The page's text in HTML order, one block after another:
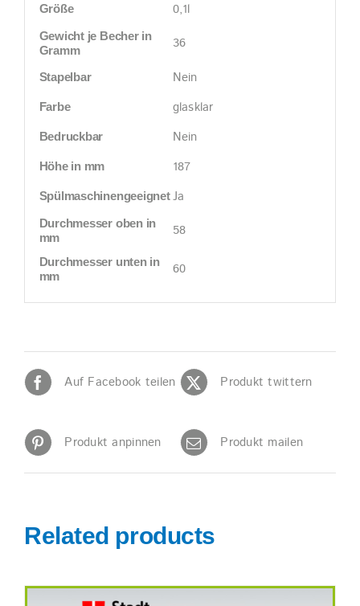
Größe 0,1l
Gewicht je Becher in
Gramm
36
Stapelbar Nein
Farbe glasklar
Bedruckbar Nein
Höhe in mm 187
SpülmaschinengeeignetJa
Durchmesser oben in
mm
58
Durchmesser unten in
mm
60
Auf Facebook teilen Produkt twittern
Produkt anpinnen Produkt mailen
Related products